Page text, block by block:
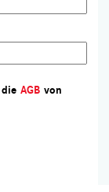
AGB von